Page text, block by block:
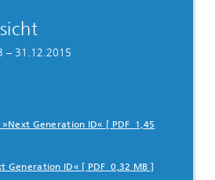
– 31.12.2015
Generation ID« [ PDF 1,45
Generation ID« [ PDF 0,32 MB ]